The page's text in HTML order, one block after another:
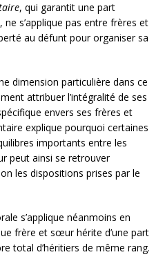
, qui garantit une part
s’applique pas entre frères et
au défunt pour organiser sa
dimension particulière dans ce
attribuer l’intégralité de ses
envers ses frères et
explique pourquoi certaines
importants entre les
peut ainsi se retrouver
les dispositions prises par le
s’applique néanmoins en
frère et sœur hérite d’une part
total d’héritiers de même rang.